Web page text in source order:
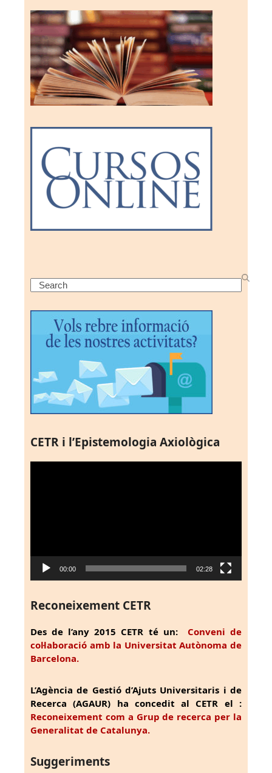
Search
CETR i l’Epistemologia Axiològica
00:00 02:28
Reconeixement CETR
Des de l’any 2015 CETR té un: Conveni de
col·laboració amb la Universitat Autònoma de
Barcelona.
L’Agència de Gestió d’Ajuts Universitaris i de
Recerca (AGAUR) ha concedit al CETR el :
Reconeixement com a Grup de recerca per la
Generalitat de Catalunya.
Suggeriments